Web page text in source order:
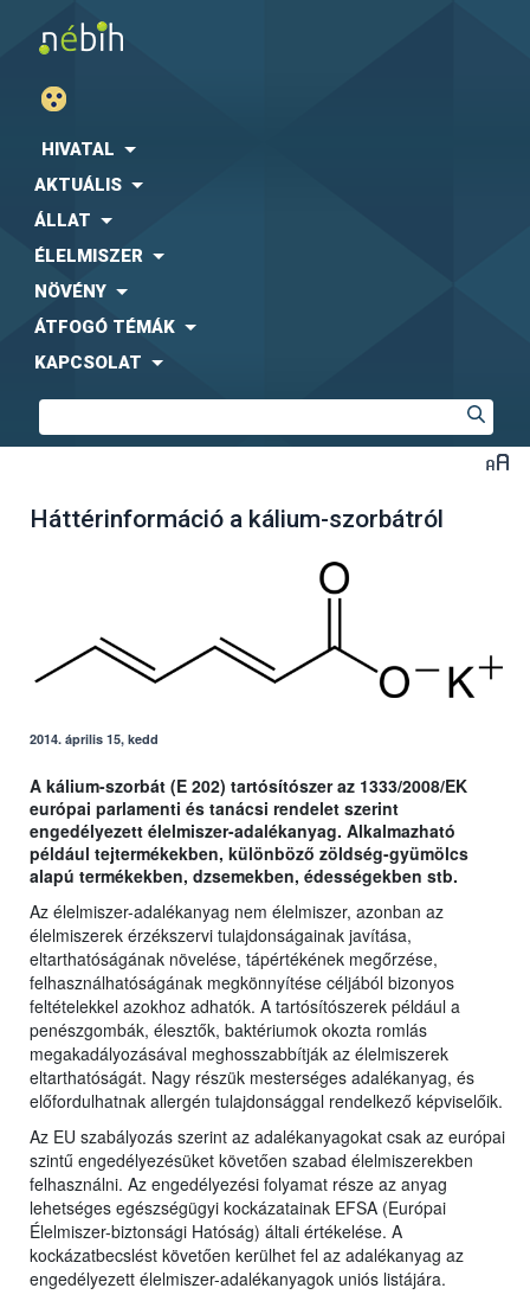
HIVATAL
AKTUÁLIS
ÁLLAT
ÉLELMISZER
NÖVÉNY
ÁTFOGÓ TÉMÁK
KAPCSOLAT
Háttérinformáció a kálium-szorbátról
2014. április 15, kedd
A kálium-szorbát (E 202) tartósítószer az 1333/2008/EK
európai parlamenti és tanácsi rendelet szerint
engedélyezett élelmiszer-adalékanyag. Alkalmazható
például tejtermékekben, különböző zöldség-gyümölcs
alapú termékekben, dzsemekben, édességekben stb.
Az élelmiszer-adalékanyag nem élelmiszer, azonban az
élelmiszerek érzékszervi tulajdonságainak javítása,
eltarthatóságának növelése, tápértékének megőrzése,
felhasználhatóságának megkönnyítése céljából bizonyos
feltételekkel azokhoz adhatók. A tartósítószerek például a
penészgombák, élesztők, baktériumok okozta romlás
megakadályozásával meghosszabbítják az élelmiszerek
eltarthatóságát. Nagy részük mesterséges adalékanyag, és
előfordulhatnak allergén tulajdonsággal rendelkező képviselőik.
Az EU szabályozás szerint az adalékanyagokat csak az európai
szintű engedélyezésüket követően szabad élelmiszerekben
felhasználni. Az engedélyezési folyamat része az anyag
lehetséges egészségügyi kockázatainak EFSA (Európai
Élelmiszer-biztonsági Hatóság) általi értékelése. A
kockázatbecslést követően kerülhet fel az adalékanyag az
engedélyezett élelmiszer-adalékanyagok uniós listájára.